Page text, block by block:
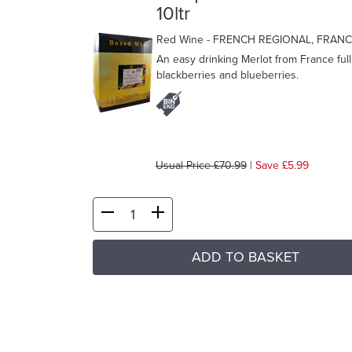
10ltr
Red Wine - FRENCH REGIONAL,
An easy drinking Merlot from France
blackberries and blueberries.
Usual Price £70.99 | Save £5.99
ADD TO BASKET